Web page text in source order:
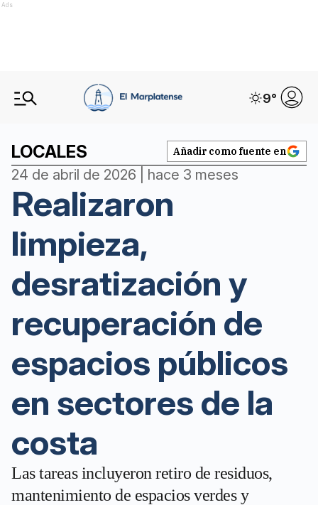
Ads
9°
LOCALES Añadir como fuente en
24 de abril de 2026 | hace 3 meses
Realizaron
limpieza,
desratización y
recuperación de
espacios públicos
en sectores de la
costa
Las tareas incluyeron retiro de residuos,
mantenimiento de espacios verdes y